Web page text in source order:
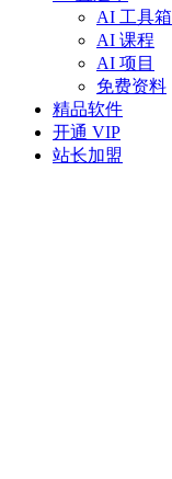
AI 工具箱
AI 课程
AI 项目
免费资料
精品软件
开通 VIP
站长加盟